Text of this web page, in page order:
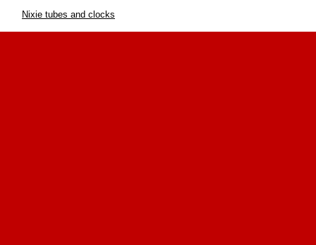
Nixie tubes and clocks